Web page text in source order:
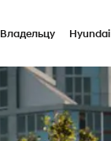
Bладельцу Hyundai